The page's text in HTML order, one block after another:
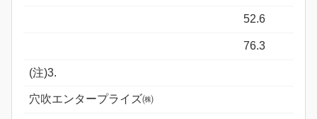
52.6
76.3
(注)3.
穴吹エンタープライズ㈱